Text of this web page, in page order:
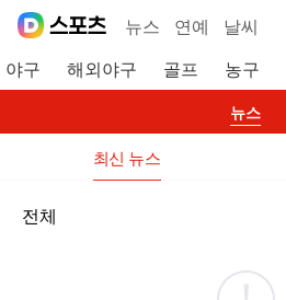
뉴스 연예 날씨
야구 해외야구 골프 농구
뉴스
최신 뉴스
전체